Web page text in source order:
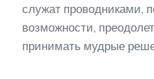
служат проводниками,
возможности,
принимать мудрые